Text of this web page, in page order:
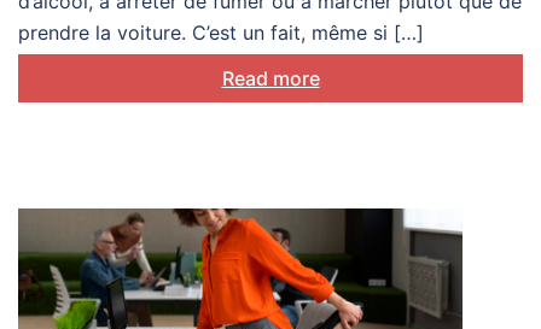
prendre la voiture. C’est un fait, même si […]
Read more